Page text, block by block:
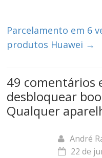
Parcelamento em 6
produtos Huawei →
49 comentários
desbloquear
Qualquer
André
22 de